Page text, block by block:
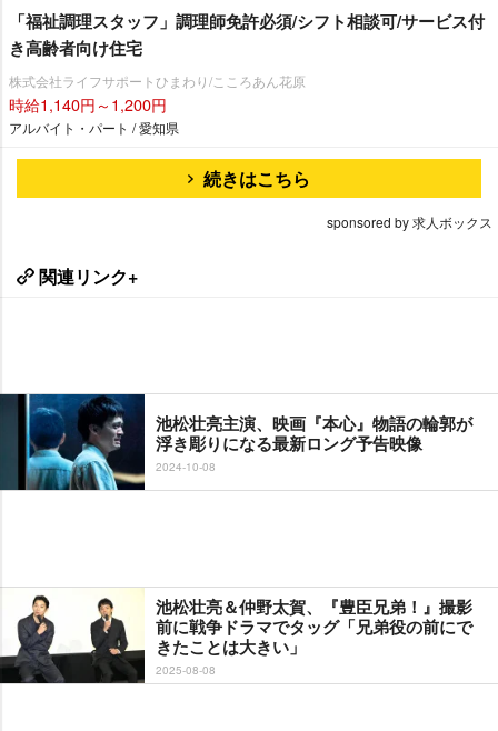
「福祉調理スタッフ」調理師免許必須/シフト相談可/サービス付
き高齢者向け住宅
株式会社ライフサポートひまわり/こころあん花原
時給1,140円～1,200円
アルバイト・パート / 愛知県
続きはこちら
sponsored by 求人ボックス
関連リンク+
池松壮亮主演、映画『本心』物語の輪郭が
浮き彫りになる最新ロング予告映像
2024-10-08
池松壮亮＆仲野太賀、『豊臣兄弟！』撮影
前に戦争ドラマでタッグ「兄弟役の前にで
きたことは大きい」
2025-08-08